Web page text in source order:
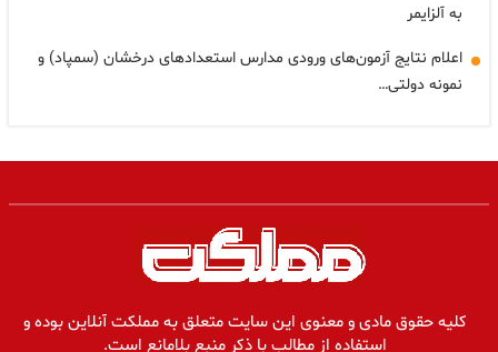
به آلزایمر
اعلام نتایج آزمون‌های ورودی مدارس استعدادهای درخشان (سمپاد) و
نمونه دولتی…
کلیه حقوق مادی و معنوی این سایت متعلق به مملکت آنلاین بوده و
استفاده از مطالب با ذکر منبع بلامانع است.